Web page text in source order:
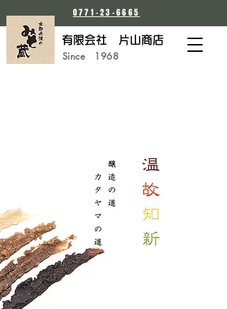
0771-23-6665
有限会社 片山商店
Since 1968